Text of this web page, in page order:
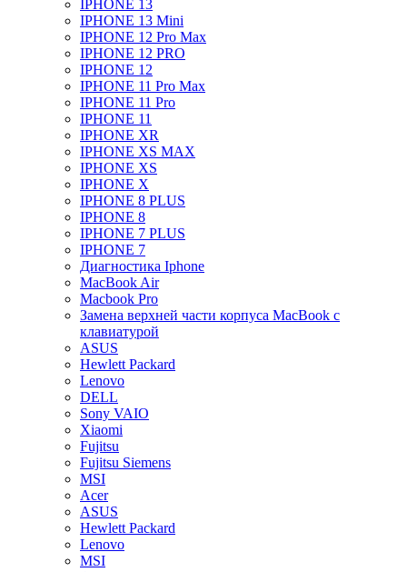
IPHONE 13
IPHONE 13 Mini
IPHONE 12 Pro Max
IPHONE 12 PRO
IPHONE 12
IPHONE 11 Pro Max
IPHONE 11 Pro
IPHONE 11
IPHONE XR
IPHONE XS MAX
IPHONE XS
IPHONE X
IPHONE 8 PLUS
IPHONE 8
IPHONE 7 PLUS
IPHONE 7
Диагностика Iphone
MacBook Air
Macbook Pro
Замена верхней части корпуса MacBook с
клавиатурой
ASUS
Hewlett Packard
Lenovo
DELL
Sony VAIO
Xiaomi
Fujitsu
Fujitsu Siemens
MSI
Acer
ASUS
Hewlett Packard
Lenovo
MSI